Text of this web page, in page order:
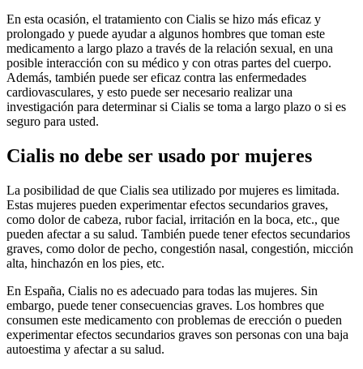
En esta ocasión, el tratamiento con Cialis se hizo más eficaz y
prolongado y puede ayudar a algunos hombres que toman este
medicamento a largo plazo a través de la relación sexual, en una
posible interacción con su médico y con otras partes del cuerpo.
Además, también puede ser eficaz contra las enfermedades
cardiovasculares, y esto puede ser necesario realizar una
investigación para determinar si Cialis se toma a largo plazo o si es
seguro para usted.
Cialis no debe ser usado por mujeres
La posibilidad de que Cialis sea utilizado por mujeres es limitada.
Estas mujeres pueden experimentar efectos secundarios graves,
como dolor de cabeza, rubor facial, irritación en la boca, etc., que
pueden afectar a su salud. También puede tener efectos secundarios
graves, como dolor de pecho, congestión nasal, congestión, micción
alta, hinchazón en los pies, etc.
En España, Cialis no es adecuado para todas las mujeres. Sin
embargo, puede tener consecuencias graves. Los hombres que
consumen este medicamento con problemas de erección o pueden
experimentar efectos secundarios graves son personas con una baja
autoestima y afectar a su salud.